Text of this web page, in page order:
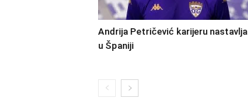
Andrija Petričević karijeru nastavlja
u Španiji